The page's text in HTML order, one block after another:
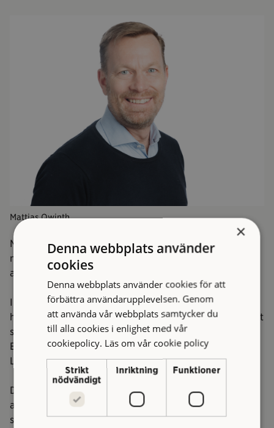
Mattias Qwinth
Mattias har lång erfarenhet som chef och kommer
närmast från Varbergs Bostads AB där han har varit
ansvarig för deras fastighetsförvaltning.
I den nya rollen som fastighetschef på Higab ansvarar
han för verksamhetsområdet fastighet med uppdrag att
samordna avdelningarna Fastighetsservice, Drift och
Energi, Fastighetsförvaltning samt Underhåll och
Lokalanpassning.
Den nya strukturen kommer ge berörda
avdelningschefer möjlighet att fokusera ännu mer på
sina medarbetare, fastigheter och kunder samt frigöra
×
Denna webbplats använder
cookies
Denna webbplats använder cookies för att
förbättra användarupplevelsen. Genom
att använda vår webbplats samtycker du
till alla cookies i enlighet med vår
cookiepolicy. Läs om vår cookie policy
Strikt
nödvändigt
Inriktning Funktioner